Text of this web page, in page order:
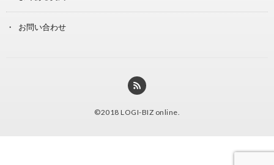
お問い合わせ
©2018 LOGI-BIZ online